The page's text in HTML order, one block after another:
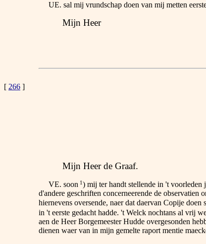
UE. sal mij vrundschap doen van mij metten
Mijn Heer
[ 266 ]
Mijn Heer de Graaf.
VE. soon 1) mij ter handt stellende in 't voorleden
d'andere geschriften concerneerende de
hiernevens oversende, naer dat daervan Copije doen
in 't eerste gedacht hadde. 't Welck nochtans al vrij
aen de Heer Borgemeester Hudde overgesonden
dienen waer van in mijn gemelte raport mentie